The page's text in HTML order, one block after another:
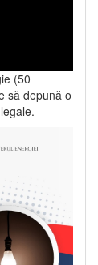
(50
să depună o